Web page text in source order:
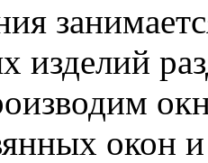
изделий
окон